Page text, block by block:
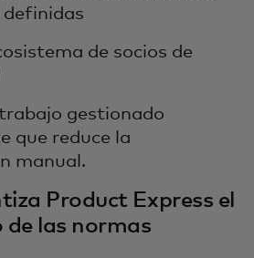
de socios de
gestionado
que reduce la
manual.
Product Express el
las normas